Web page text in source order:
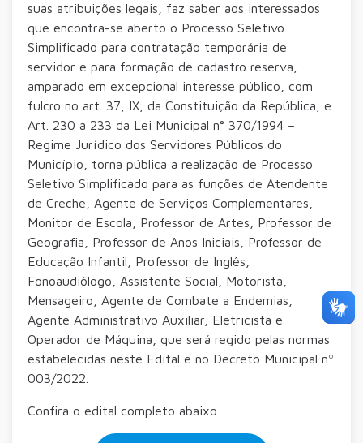
suas atribuições legais, faz saber aos interessados
que encontra-se aberto o Processo Seletivo
Simplificado para contratação temporária de
servidor e para formação de cadastro reserva,
amparado em excepcional interesse público, com
fulcro no art. 37, IX, da Constituição da República, e
Art. 230 a 233 da Lei Municipal n° 370/1994 –
Regime Jurídico dos Servidores Públicos do
Município, torna pública a realização de Processo
Seletivo Simplificado para as funções de Atendente
de Creche, Agente de Serviços Complementares,
Monitor de Escola, Professor de Artes, Professor de
Geografia, Professor de Anos Iniciais, Professor de
Educação Infantil, Professor de Inglês,
Fonoaudiólogo, Assistente Social, Motorista,
Mensageiro, Agente de Combate a Endemias,
Agente Administrativo Auxiliar, Eletricista e
Operador de Máquina, que será regido pelas normas
estabelecidas neste Edital e no Decreto Municipal nº
003/2022.
Confira o edital completo abaixo.